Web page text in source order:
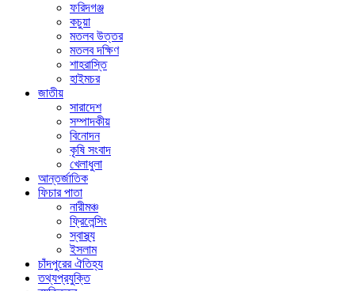
ফরিদগঞ্জ
কচুয়া
মতলব উত্তর
মতলব দক্ষিণ
শাহরাস্তি
হাইমচর
জাতীয়
সারাদেশ
সম্পাদকীয়
বিনোদন
কৃষি সংবাদ
খেলাধুলা
আন্তর্জাতিক
ফিচার পাতা
নারীমঞ্চ
ফ্রিলেন্সিং
স্বাস্থ্য
ইসলাম
চাঁদপুরের ঐতিহ্য
তথ্যপ্রযুক্তি